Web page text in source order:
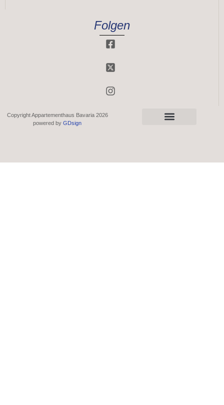
Folgen
Copyright Appartementhaus Bavaria 2026
powered byGDsign